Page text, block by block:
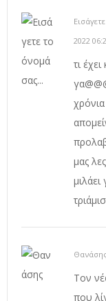
2022
τι
μας
Τον
που